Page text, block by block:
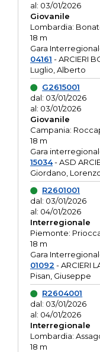
al: 03/01/2026
Giovanile
Lombardia:
18 m
Gara
04161 - ARCIERI
Luglio, Alberto
G2615001
dal: 03/01/2026
al: 03/01/2026
Giovanile
Campania:
18 m
Gara
15034- ASD
Giordano,
R2601001
dal: 03/01/2026
al: 04/01/2026
Interregionale
Piemonte:
18 m
Gara
01092 - ARCIERI
Pisan, Giuseppe
R2604001
dal: 03/01/2026
al: 04/01/2026
Interregionale
Lombardia:
18 m